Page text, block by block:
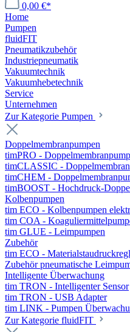
0,00 €*
Home
Pumpen
fluidFIT
Pneumatikzubehör
Industriepneumatik
Vakuumtechnik
Vakuumhebetechnik
Service
Unternehmen
Zur Kategorie Pumpen
Doppelmembranpumpen
timPRO -
timCLASSIC -
timCHEM -
timBOOST - Hochdruck-
Kolbenpumpen
tim ECO - Kolbenpumpen
tim COA -
tim GLUE - Leimpumpen
Zubehör
tim ECO -
Zubehör pneumatische
Intelligente Überwachung
tim TRON - Intelligenter Sensor
tim TRON - USB Adapter
tim LINK - Pumpen
Zur Kategorie fluidFIT